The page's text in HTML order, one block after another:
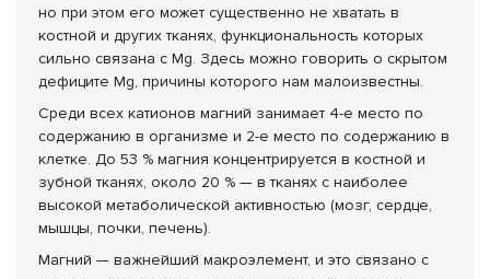
но при этом его может существенно не хватать в
костной и других тканях, функциональность которых
сильно связана с Mg. Здесь можно говорить о скрытом
дефиците Mg, причины которого нам малоизвестны.
Среди всех катионов магний занимает 4-е место по
содержанию в организме и 2-е место по содержанию в
клетке. До 53 % магния концентрируется в костной и
зубной тканях, около 20 % — в тканях с наиболее
высокой метаболической активностью (мозг, сердце,
мышцы, почки, печень).
Магний — важнейший макроэлемент, и это связано с